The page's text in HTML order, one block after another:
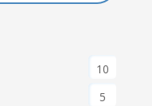
10
5